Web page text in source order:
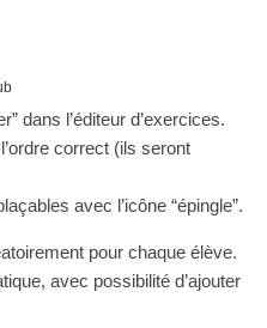
dans l’éditeur d’exercices.
correct (ils seront
avec l’icône “épingle”.
pour chaque élève.
avec possibilité d’ajouter